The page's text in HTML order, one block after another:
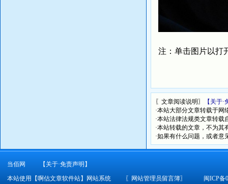
注：单击图片以打
〖文章阅读说明〗
【关于
·本站大部分文章转载于
·本站法律法规类文章转
·本站转载的文章，不为
·如果有什么问题，或者意
当佰网
【关于·免责声明】
本站使用【啊估文章软件站】网站系统
〖 网站管理员留言簿〗 闽ICP备